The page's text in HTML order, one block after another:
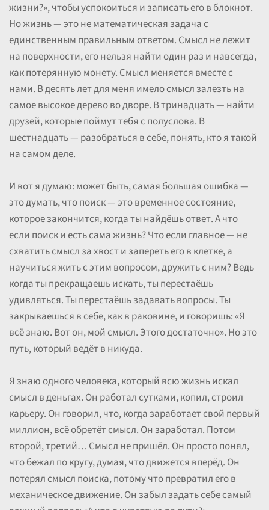
жизни?», чтобы успокоиться и записать его в блокнот.
Но жизнь — это не математическая задача с
единственным правильным ответом. Смысл не лежит
на поверхности, его нельзя найти один раз и навсегда,
как потерянную монету. Смысл меняется вместе с
нами. В десять лет для меня имело смысл залезть на
самое высокое дерево во дворе. В тринадцать — найти
друзей, которые поймут тебя с полуслова. В
шестнадцать — разобраться в себе, понять, кто я такой
на самом деле.
И вот я думаю: может быть, самая большая ошибка —
это думать, что поиск — это временное состояние,
которое закончится, когда ты найдёшь ответ. А что
если поиск и есть сама жизнь? Что если главное — не
схватить смысл за хвост и запереть его в клетке, а
научиться жить с этим вопросом, дружить с ним? Ведь
когда ты прекращаешь искать, ты перестаёшь
удивляться. Ты перестаёшь задавать вопросы. Ты
закрываешься в себе, как в раковине, и говоришь: «Я
всё знаю. Вот он, мой смысл. Этого достаточно». Но это
путь, который ведёт в никуда.
Я знаю одного человека, который всю жизнь искал
смысл в деньгах. Он работал сутками, копил, строил
карьеру. Он говорил, что, когда заработает свой первый
миллион, всё обретёт смысл. Он заработал. Потом
второй, третий… Смысл не пришёл. Он просто понял,
что бежал по кругу, думая, что движется вперёд. Он
потерял смысл поиска, потому что превратил его в
механическое движение. Он забыл задать себе самый